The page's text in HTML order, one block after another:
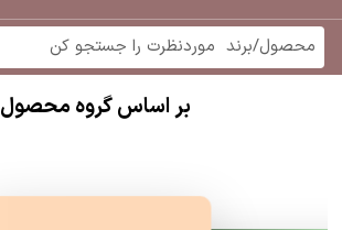
بر اساس گروه محصول